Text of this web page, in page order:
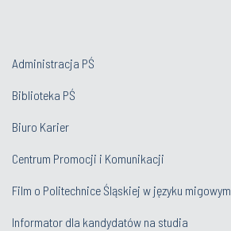
Administracja PŚ
Biblioteka PŚ
Biuro Karier
Centrum Promocji i Komunikacji
Film o Politechnice Śląskiej w języku migowym
Informator dla kandydatów na studia